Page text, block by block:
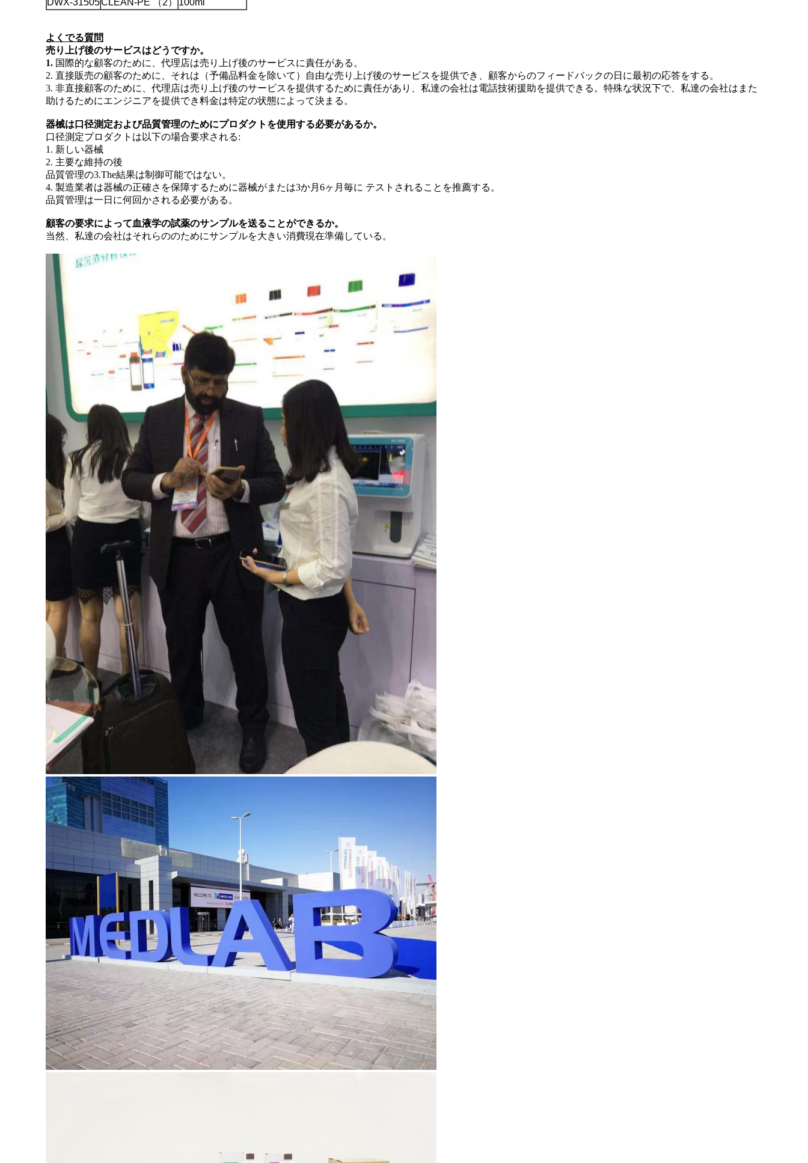
DWX-31505CLEAN-PE （2） 100ml
よくでる質問
売り上げ後のサービスはどうですか。
1. 国際的な顧客のために、代理店は売り上げ後のサービスに責任がある。
2. 直接販売の顧客のために、それは（予備品料金を除いて）自由な売り上げ後のサービスを提供でき、顧客からのフィードバックの日に最初の応答をする。
3. 非直接顧客のために、代理店は売り上げ後のサービスを提供するために責任があり、私達の会社は電話技術援助を提供できる。特殊な状況下で、私達の会社はまた
助けるためにエンジニアを提供でき料金は特定の状態によって決まる。
器械は口径測定および品質管理のためにプロダクトを使用する必要があるか。
口径測定プロダクトは以下の場合要求される:
1. 新しい器械
2. 主要な維持の後
品質管理の3.The結果は制御可能ではない。
4. 製造業者は器械の正確さを保障するために器械がまたは3か月6ヶ月毎に テストされることを推薦する。
品質管理は一日に何回かされる必要がある。
顧客の要求によって血液学の試薬のサンプルを送ることができるか。
当然、私達の会社はそれらののためにサンプルを大きい消費現在準備している。